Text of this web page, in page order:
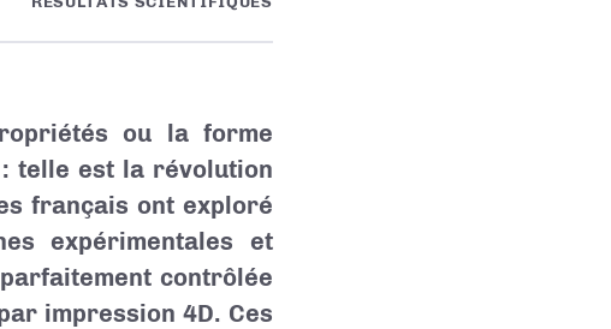
ou la forme
telle est la révolution
français ont exploré
expérimentales et
contrôlée
impression 4D. Ces